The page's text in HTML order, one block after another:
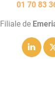
01 70 83
Filiale de